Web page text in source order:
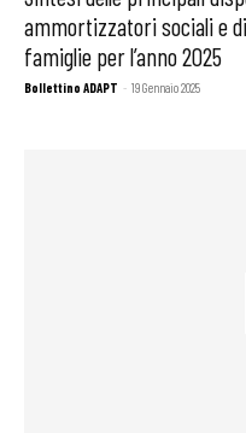
ammortizzatori sociali e
famiglie per l’anno 2025
Bollettino ADAPT - 19 Gennaio 2025